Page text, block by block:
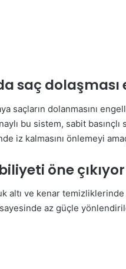
saç
saçların dolanmasını
bu sistem, sabit basınçlı
iz kalmasını önlemeyi
öne çıkıyor
ve kenar temizliklerinde
az güçle